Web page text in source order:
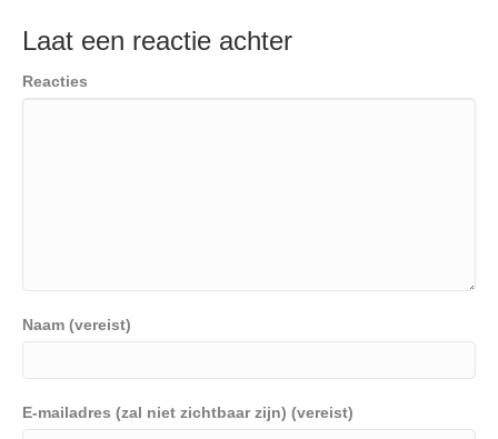
Laat een reactie achter
Reacties
Naam (vereist)
E-mailadres (zal niet zichtbaar zijn) (vereist)